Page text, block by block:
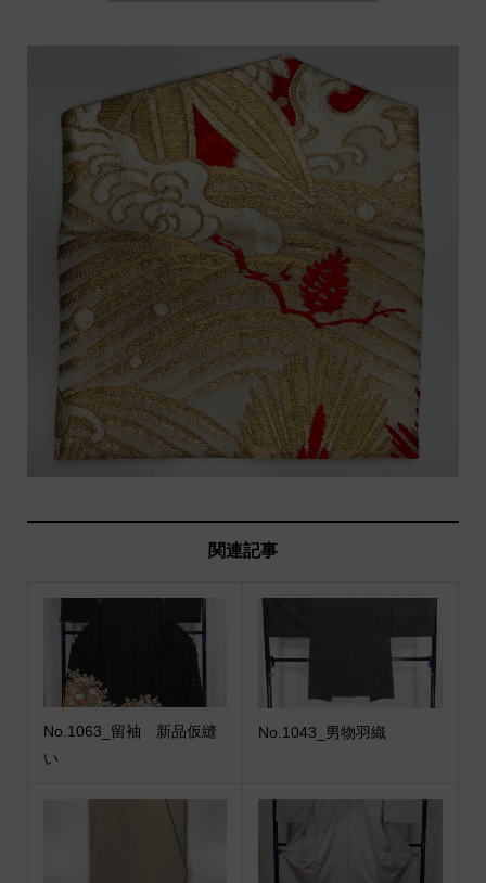
関連記事
No.1063_留袖 新品仮縫
い
No.1043_男物羽織